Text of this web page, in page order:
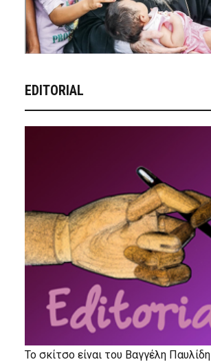
EDITORIAL
Το σκίτσο είναι του Βαγγέλη Παυλίδη